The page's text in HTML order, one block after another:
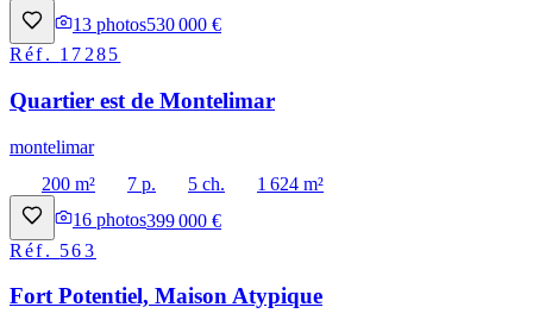
13 photos530 000 €
Réf. 17285
Quartier est de Montelimar
montelimar
200 m²
7 p. 5 ch.
1 624 m²
16 photos399 000 €
Réf. 563
Fort Potentiel, Maison Atypique